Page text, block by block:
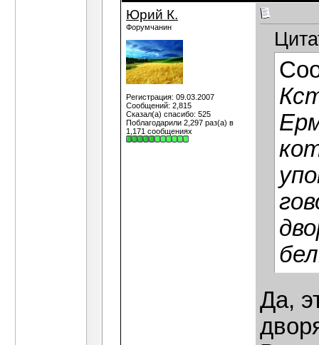
Юрий К.
Форумчанин
Регистрация: 09.03.2007
Сообщений: 2,815
Сказал(а) спасибо: 525
Поблагодарили 2,297 раз(а) в
1,171 сообщениях
Да,